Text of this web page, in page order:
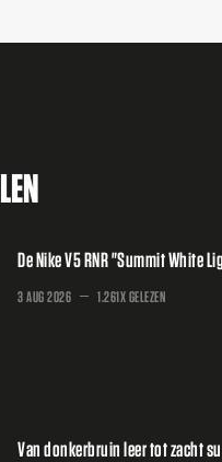
De Nike V5 RNR "Summit White
3 AUG 2026 1.261X GELEZEN
Van donkerbruin leer tot zacht